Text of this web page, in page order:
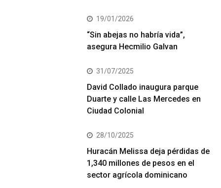
19/01/2026
“Sin abejas no habría vida”,
asegura Hecmilio Galvan
31/07/2025
David Collado inaugura parque
Duarte y calle Las Mercedes en
Ciudad Colonial
28/10/2025
Huracán Melissa deja pérdidas de
1,340 millones de pesos en el
sector agrícola dominicano